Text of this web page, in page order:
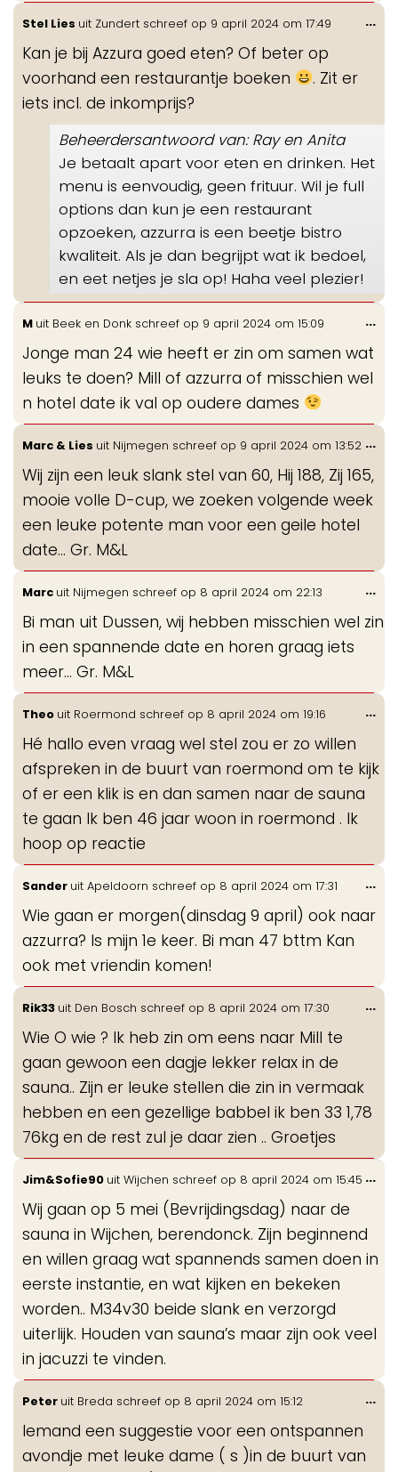
Stel Lies uit Zundert schreef op 9 april 2024 om 17:49
Kan je bij Azzura goed eten? Of beter op
voorhand een restaurantje boeken
. Zit er
iets incl. de inkomprijs?
Beheerdersantwoord van: Ray en Anita
Je betaalt apart voor eten en drinken. Het
menu is eenvoudig, geen frituur. Wil je full
options dan kun je een restaurant
opzoeken, azzurra is een beetje bistro
kwaliteit. Als je dan begrijpt wat ik bedoel,
en eet netjes je sla op! Haha veel plezier!
...
M uit Beek en Donk schreef op 9 april 2024 om 15:09
Jonge man 24 wie heeft er zin om samen wat
leuks te doen? Mill of azzurra of misschien wel
n hotel date ik val op oudere dames
...
Marc & Lies uit Nijmegen schreef op 9 april 2024 om 13:52
Wij zijn een leuk slank stel van 60, Hij 188, Zij 165,
mooie volle D-cup, we zoeken volgende week
een leuke potente man voor een geile hotel
date... Gr. M&L
...
Marc uit Nijmegen schreef op 8 april 2024 om 22:13
Bi man uit Dussen, wij hebben misschien wel zin
in een spannende date en horen graag iets
meer... Gr. M&L
...
Theo uit Roermond schreef op 8 april 2024 om 19:16
Hé hallo even vraag wel stel zou er zo willen
afspreken in de buurt van roermond om te kijk
of er een klik is en dan samen naar de sauna
te gaan Ik ben 46 jaar woon in roermond . Ik
hoop op reactie
...
Sander uit Apeldoorn schreef op 8 april 2024 om 17:31
Wie gaan er morgen(dinsdag 9 april) ook naar
azzurra? Is mijn 1e keer. Bi man 47 bttm Kan
ook met vriendin komen!
...
Rik33 uit Den Bosch schreef op 8 april 2024 om 17:30
Wie O wie ? Ik heb zin om eens naar Mill te
gaan gewoon een dagje lekker relax in de
sauna.. Zijn er leuke stellen die zin in vermaak
hebben en een gezellige babbel ik ben 33 1,78
76kg en de rest zul je daar zien .. Groetjes
...
Jim&Sofie90 uit Wijchen schreef op 8 april 2024 om 15:45
Wij gaan op 5 mei (Bevrijdingsdag) naar de
sauna in Wijchen, berendonck. Zijn beginnend
en willen graag wat spannends samen doen in
eerste instantie, en wat kijken en bekeken
worden.. M34v30 beide slank en verzorgd
uiterlijk. Houden van sauna’s maar zijn ook veel
in jacuzzi te vinden.
...
Peter uit Breda schreef op 8 april 2024 om 15:12
Iemand een suggestie voor een ontspannen
avondje met leuke dame ( s )in de buurt van
...